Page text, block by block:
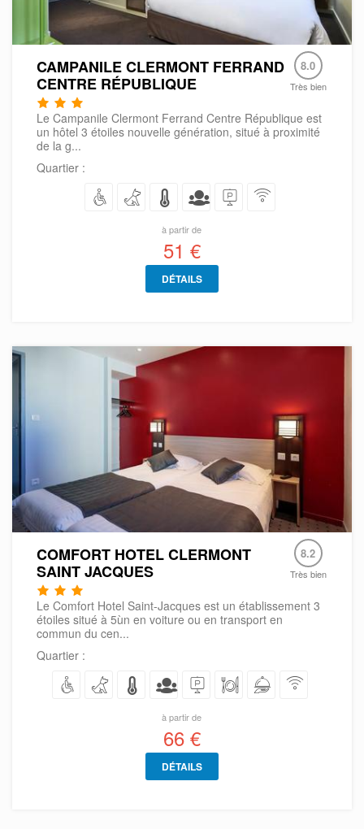
CAMPANILE CLERMONT FERRAND
CENTRE RÉPUBLIQUE
8.0
Très bien
Le Campanile Clermont Ferrand Centre République est
un hôtel 3 étoiles nouvelle génération, situé à proximité
de la g...
Quartier :
à partir de
51 €
DÉTAILS
COMFORT HOTEL CLERMONT
SAINT JACQUES
8.2
Très bien
Le Comfort Hotel Saint-Jacques est un établissement 3
étoiles situé à 5ùn en voiture ou en transport en
commun du cen...
Quartier :
à partir de
66 €
DÉTAILS